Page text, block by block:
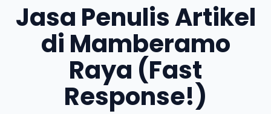
Jasa Penulis Artikel
di Mamberamo
Raya (Fast
Response!)